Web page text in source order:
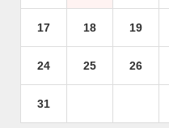
17 18 19
24 25 26
31